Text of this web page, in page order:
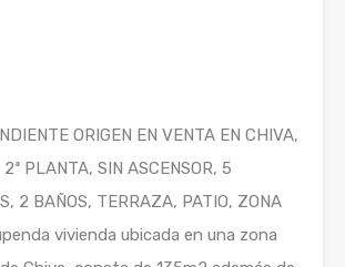
ORIGEN EN VENTA EN CHIVA,
PLANTA, SIN ASCENSOR, 5
2 BAÑOS, TERRAZA, PATIO, ZONA
vivienda ubicada en una zona